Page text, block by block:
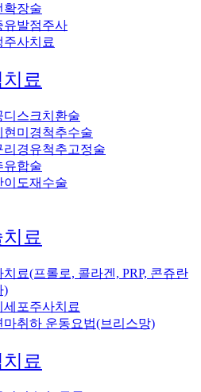
확장술
유발점주사
주사치료
료
디스크치환술
현미경척추수술
리경유척추고정술
유합술
이도재수술
료
치료(프롤로, 콜라겐, PRP, 콘쥬란
)
세포주사치료
마취하 운동요법(브리스망)
료